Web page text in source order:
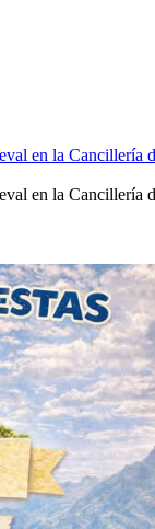
en la Cancillería
en la Cancillería